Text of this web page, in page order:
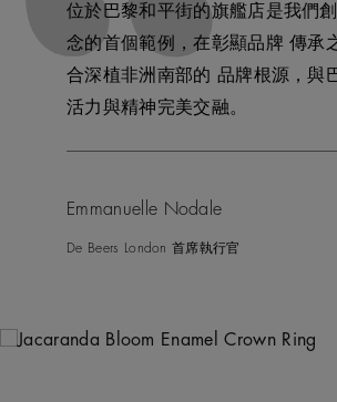
位於巴黎和平街的旗艦店是我們
念的首個範例，在彰顯品牌 傳承
合深植非洲南部的 品牌根源，與
活力與精神完美交融。
Emmanuelle Nodale
De Beers London 首席執行官